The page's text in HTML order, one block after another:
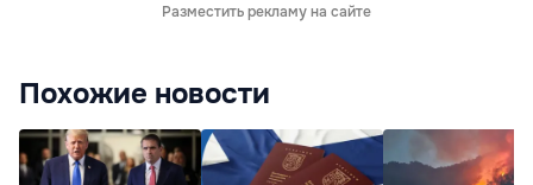
Разместить рекламу на сайте
Похожие новости